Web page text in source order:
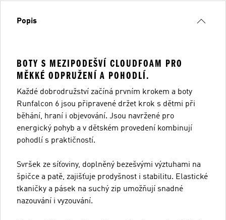
Popis
BOTY S MEZIPODEŠVÍ CLOUDFOAM PRO
MĚKKÉ ODPRUŽENÍ A POHODLÍ.
Každé dobrodružství začíná prvním krokem a boty
Runfalcon 6 jsou připravené držet krok s dětmi při
běhání, hraní i objevování. Jsou navržené pro
energický pohyb a v dětském provedení kombinují
pohodlí s praktičností.
Svršek ze síťoviny, doplněný bezešvými výztuhami na
špičce a patě, zajišťuje prodyšnost i stabilitu. Elastické
tkaničky a pásek na suchý zip umožňují snadné
nazouvání i vyzouvání.